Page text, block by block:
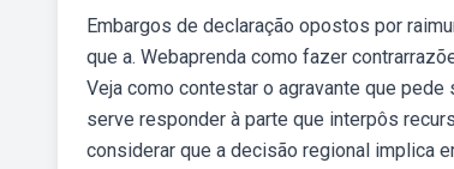
Embargos de declaração opostos por
que a. Webaprenda como fazer
Veja como contestar o agravante que
serve responder à parte que interpôs
considerar que a decisão regional implica